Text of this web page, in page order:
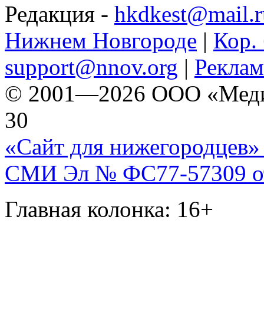
Редакция -
Нижнем Новгороде | Кор.
support@nnov.org |
© 2001—2026 ООО
30
«Сайт для нижегородцев»
СМИ Эл № ФС77-57309
Главная колонка: 16+